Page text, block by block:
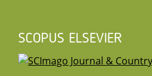
SCOPUS ELSEVIER